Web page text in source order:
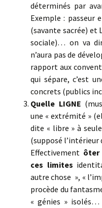
déterminés par
Exemple : passeur
(savante sacrée) et
sociale)… on va
n’aura pas de
rapport aux
qui sépare, c’est
concrets (publics
Quelle LIGNE
une « extrémité »
dite « libre » à
(supposé l’intérieur
Effectivement ôter
ces limites
autre chose », «
procède du
« génies »